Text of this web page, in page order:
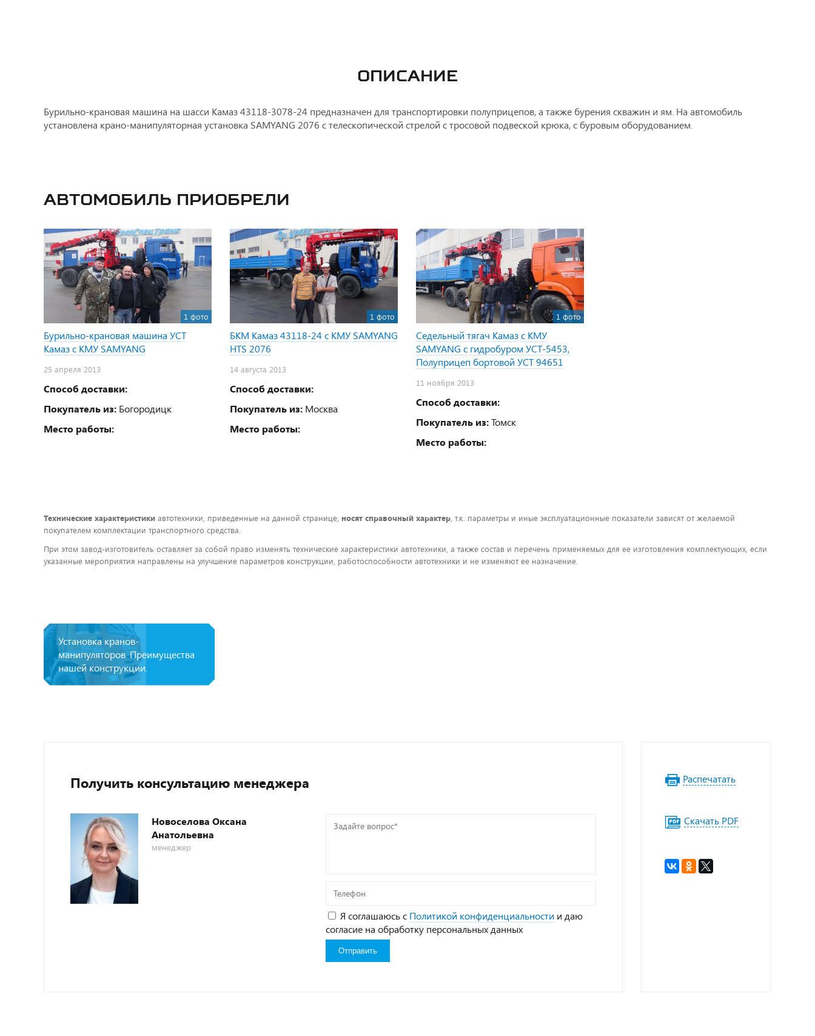
ОПИСАНИЕ
Бурильно-крановая машина на шасси Камаз 43118-3078-24 предназначен для транспортировки полуприцепов, а также бурения скважин и ям. На автомобиль
установлена крано-манипуляторная установка SAMYANG 2076 с телескопической стрелой с тросовой подвеской крюка, с буровым оборудованием.
Автомобиль приобрели
1 фото
Бурильно-крановая машина УСТ
Камаз с КМУ SAMYANG
25 апреля 2013
Способ доставки:
Покупатель из: Богородицк
Место работы:
1 фото
БКМ Камаз 43118-24 с КМУ SAMYANG
НТS 2076
14 августа 2013
Способ доставки:
Покупатель из: Москва
Место работы:
1 фото
Седельный тягач Камаз с КМУ
SAMYANG с гидробуром УСТ-5453,
Полуприцеп бортовой УСТ 94651
11 ноября 2013
Способ доставки:
Покупатель из:Томск
Место работы:
Технические характеристики автотехники, приведенные на данной странице, носят справочный характер, т.к. параметры и иные эксплуатационные показатели зависят от желаемой
покупателем комплектации транспортного средства.
При этом завод-изготовитель оставляет за собой право изменять технические характеристики автотехники, а также состав и перечень применяемых для ее изготовления комплектующих, если
указанные мероприятия направлены на улучшение параметров конструкции, работоспособности автотехники и не изменяют ее назначение.
Установка кранов-
манипуляторов. Преимущества
нашей конструкции.
Получить консультацию менеджера
Новоселова Оксана
Анатольевна
менеджер
Задайте
Телефон
Я соглашаюсь с Политикой конфиденциальности и даю
согласие на обработку персональных данных
Распечатать
Скачать PDF